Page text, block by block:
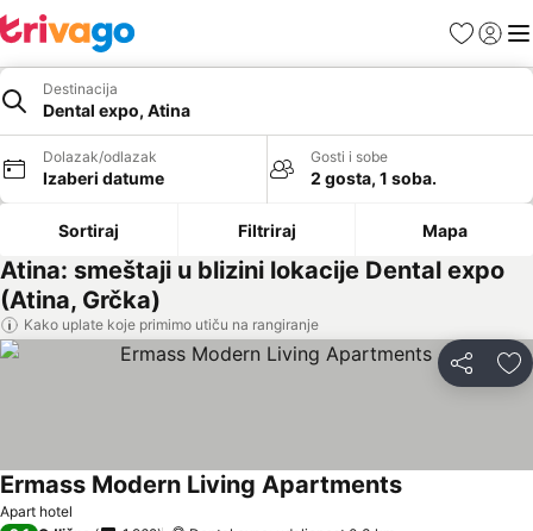
FavoritiPrijavi
Destinacija
Dental expo, Atina
Dolazak/odlazak
Izaberi datume
Gosti i sobe
2 gosta, 1 soba.
Sortiraj Filtriraj Mapa
Atina: smeštaji u blizini lokacije Dental expo
(Atina, Grčka)
Kako uplate koje primimo utiču na rangiranje
Deli
Apart hotel
Ermass Modern Living Apartments